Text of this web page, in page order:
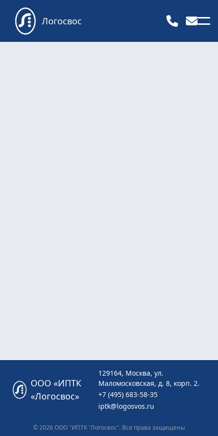
Логосвос
ООО «ИПТК
«Логосвос»
129164, Москва, ул.
Маломосковская, д. 8, корп. 2.
+7 (495) 683-58-35
iptk@logosvos.ru
© 2026 ООО "ИПТК "Логосвос". Все права защищены